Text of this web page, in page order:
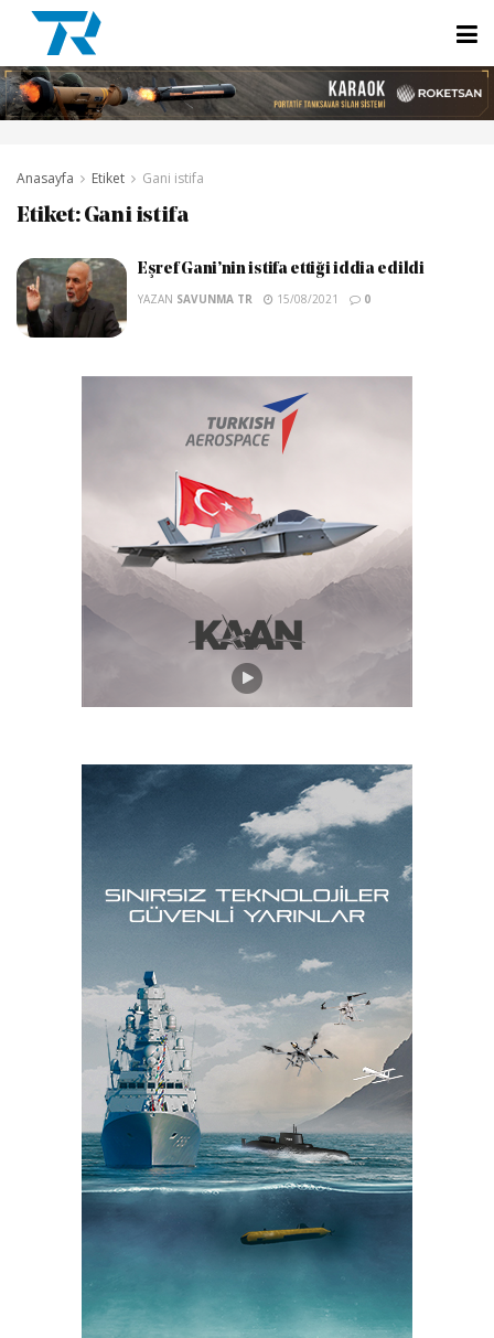
Anasayfa Etiket Gani istifa
Etiket: Gani istifa
Eşref Gani’nin istifa ettiği iddia edildi
YAZAN SAVUNMA TR 15/08/2021 0